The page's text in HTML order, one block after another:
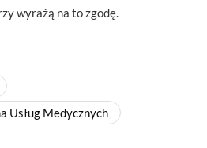
wyrażą na to zgodę.
Usług Medycznych